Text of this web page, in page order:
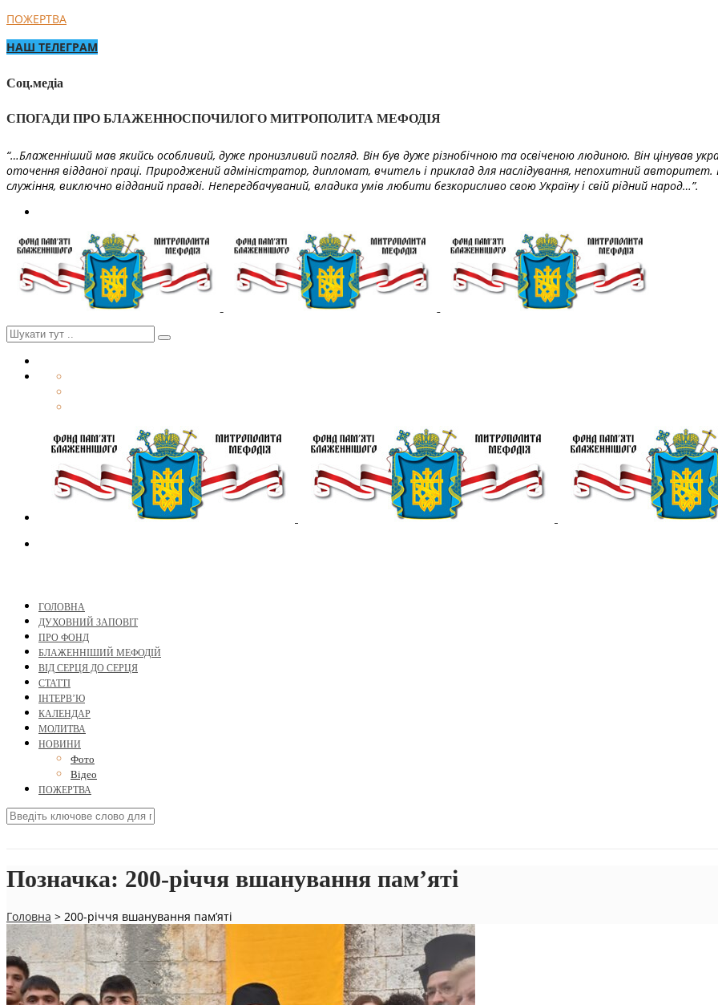
ПОЖЕРТВА
НАШ ТЕЛЕГРАМ
Соц.медіа
СПОГАДИ ПРО БЛАЖЕННОСПОЧИЛОГО МИТРОПОЛИТА МЕФОДІЯ
“…Блаженніший мав якийсь особливий, дуже пронизливий погляд. Він був дуже різнобічною та освіченою людиною. Він цінував
оточення відданої праці. Природжений адміністратор, дипломат, вчитель і приклад для наслідування, непохитний
служіння, виключно відданий правді. Непередбачуваний, владика умів любити безкорисливо свою Україну і свій рідний народ…”.
ГОЛОВНА
ДУХОВНИЙ ЗАПОВІТ
ПРО ФОНД
БЛАЖЕННІШИЙ МЕФОДІЙ
ВІД СЕРЦЯ ДО СЕРЦЯ
СТАТТІ
ІНТЕРВ’Ю
КАЛЕНДАР
МОЛИТВА
НОВИНИ
Фото
Відео
ПОЖЕРТВА
Позначка: 200-річчя вшанування пам’яті
Головна > 200-річчя вшанування пам’яті